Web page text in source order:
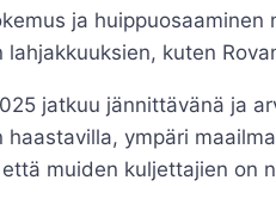
ja
lahjakkuuksien, kuten
jatkuu jännittävänä ja
haastavilla, ympäri
että muiden kuljettajien on